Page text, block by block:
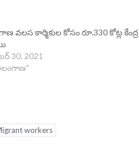
వలస కార్మికుల కోసం రూ.330 కోట్ల కేంద్ర
30, 2021
workers